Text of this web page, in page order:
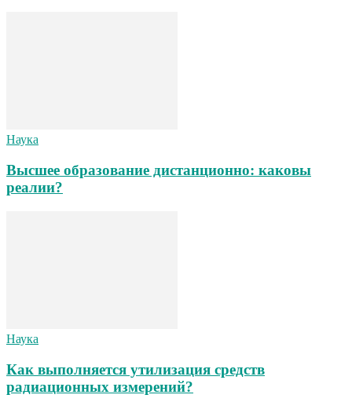
Наука
Высшее образование дистанционно: каковы
реалии?
Наука
Как выполняется утилизация средств
радиационных измерений?